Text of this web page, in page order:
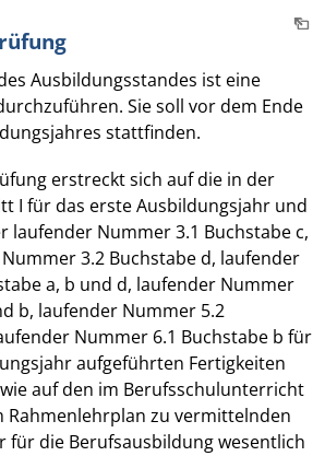
Ausbildungsstandes ist eine
Sie soll vor dem Ende
stattfinden.
erstreckt sich auf die in der
I für das erste Ausbildungsjahr und
laufender Nummer 3.1 Buchstabe c,
3.2 Buchstabe d, laufender
a, b und d, laufender Nummer
b, laufender Nummer 5.2
Nummer 6.1 Buchstabe b für
aufgeführten Fertigkeiten
auf den im Berufsschulunterricht
Rahmenlehrplan zu vermittelnden
für die Berufsausbildung wesentlich